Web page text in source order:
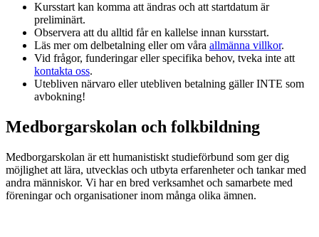
Kursstart kan komma att ändras och att startdatum är
preliminärt.
Observera att du alltid får en kallelse innan kursstart.
Läs mer om delbetalning eller om våra allmänna villkor.
Vid frågor, funderingar eller specifika behov, tveka inte att
kontakta oss.
Utebliven närvaro eller utebliven betalning gäller INTE som
avbokning!
Medborgarskolan och folkbildning
Medborgarskolan är ett humanistiskt studieförbund som ger dig
möjlighet att lära, utvecklas och utbyta erfarenheter och tankar med
andra människor. Vi har en bred verksamhet och samarbete med
föreningar och organisationer inom många olika ämnen.